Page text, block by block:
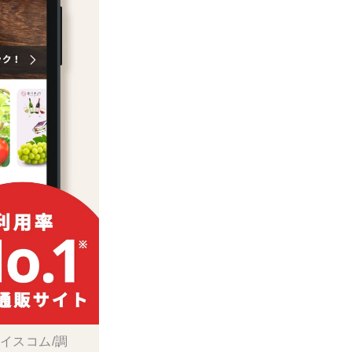
スコム/調